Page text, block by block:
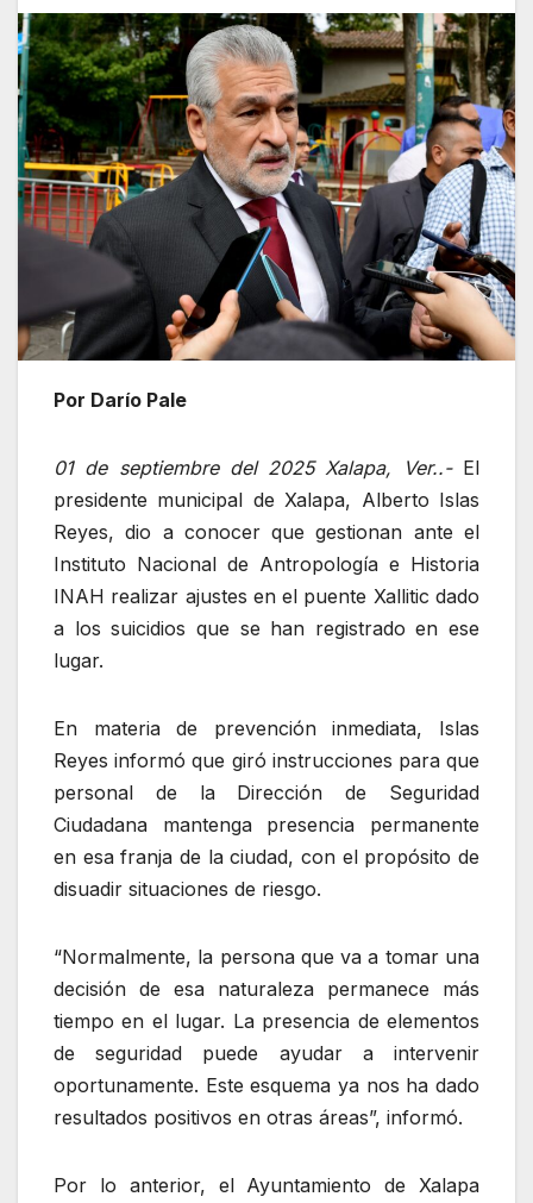
Por Darío Pale
01 de septiembre del 2025 Xalapa, Ver..-El
presidente municipal de Xalapa, Alberto Islas
Reyes, dio a conocer que gestionan ante el
Instituto Nacional de Antropología e Historia
INAH realizar ajustes en el puente Xallitic dado
a los suicidios que se han registrado en ese
lugar.
En materia de prevención inmediata, Islas
Reyes informó que giró instrucciones para que
personal de la Dirección de Seguridad
Ciudadana mantenga presencia permanente
en esa franja de la ciudad, con el propósito de
disuadir situaciones de riesgo.
“Normalmente, la persona que va a tomar una
decisión de esa naturaleza permanece más
tiempo en el lugar. La presencia de elementos
de seguridad puede ayudar a intervenir
oportunamente. Este esquema ya nos ha dado
resultados positivos en otras áreas”, informó.
Por lo anterior, el Ayuntamiento de Xalapa